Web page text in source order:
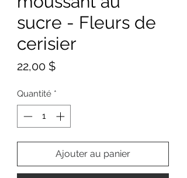
sucre - Fleurs de
cerisier
22,00 $Prix
Quantité *
Ajouter au panier